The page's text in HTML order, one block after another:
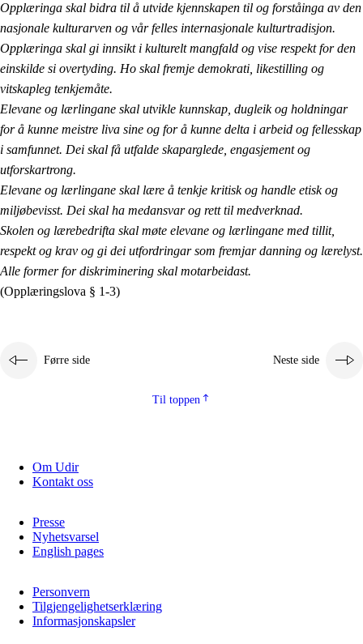
Opplæringa skal bidra til å utvide kjennskapen til og forståinga av den
nasjonale kulturarven og vår felles internasjonale kulturtradisjon.
Opplæringa skal gi innsikt i kulturelt mangfald og vise respekt for den
einskilde si overtyding. Ho skal fremje demokrati, likestilling og
vitskapleg tenkjemåte.
Elevane og lærlingane skal utvikle kunnskap, dugleik og holdningar
for å kunne meistre liva sine og for å kunne delta i arbeid og fellesskap
i samfunnet. Dei skal få utfalde skaparglede, engasjement og
utforskartrong.
Elevane og lærlingane skal lære å tenkje kritisk og handle etisk og
miljøbevisst. Dei skal ha medansvar og rett til medverknad.
Skolen og lærebedrifta skal møte elevane og lærlingane med tillit,
respekt og krav og gi dei utfordringar som fremjar danning og lærelyst.
Alle former for diskriminering skal motarbeidast.
(Opplæringslova § 1-3)
Førre side Neste side
Til toppen
Om Udir
Kontakt oss
Presse
Nyhetsvarsel
English pages
Personvern
Tilgjengelighetserklæring
Informasjonskapsler